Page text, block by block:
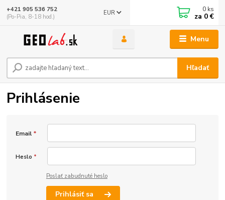
Menu
EUR
Hľadať
+421 905 536 752
(Po-Pia, 8-18 hod.)
0 ks
za 0 €
Prihlásenie
Email *
Heslo *
Poslať zabudnuté heslo
Prihlásiť sa